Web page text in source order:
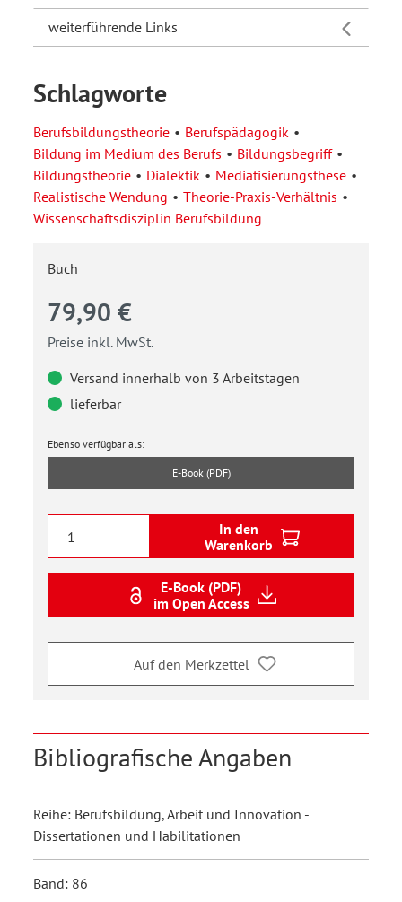
weiterführende Links
Schlagworte
Berufsbildungstheorie
Berufspädagogik
Bildung im Medium des Berufs
Bildungsbegriff
Bildungstheorie
Dialektik
Mediatisierungsthese
Realistische Wendung
Theorie-Praxis-Verhältnis
Wissenschaftsdisziplin Berufsbildung
Buch
79,90 €
Preise inkl. MwSt.
Versand innerhalb von 3 Arbeitstagen
lieferbar
Ebenso verfügbar als:
E-Book (PDF)
In den
Warenkorb
E-Book (PDF)
im Open Access
Auf den Merkzettel
Bibliografische Angaben
Reihe: Berufsbildung, Arbeit und Innovation -
Dissertationen und Habilitationen
Band: 86